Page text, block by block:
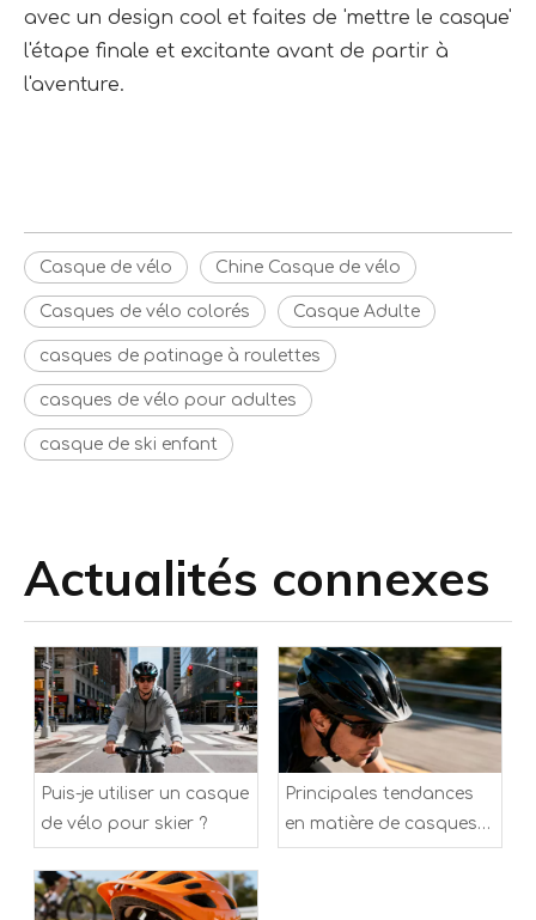
avec un design cool et faites de 'mettre le casque'
l'étape finale et excitante avant de partir à
l'aventure.
Casque de vélo Chine Casque de vélo
Casques de vélo colorés Casque Adulte
casques de patinage à roulettes
casques de vélo pour adultes
casque de ski enfant
Actualités connexes
Puis-je utiliser un casque
de vélo pour skier ?
Principales tendances
en matière de casques
en Europe 2025